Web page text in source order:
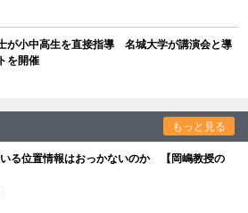
が小中高生を直接指導 名城大学が講演会と導
を開催
もっと見る
る位置情報はおっかないのか 【岡嶋教授の